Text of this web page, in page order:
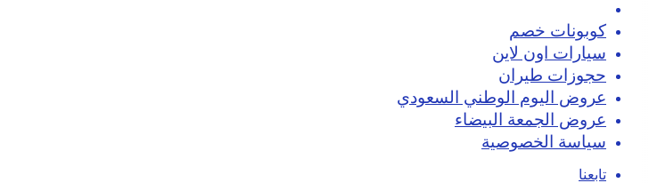
كوبونات خصم
سيارات اون لاين
حجوزات طيران
عروض اليوم الوطني السعودي
عروض الجمعة البيضاء
سياسة الخصوصية
تابعنا